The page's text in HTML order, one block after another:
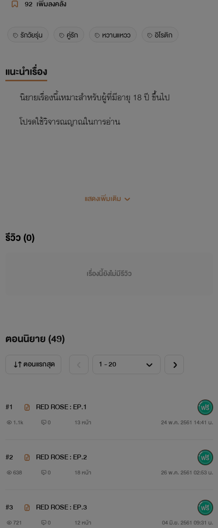
92 เพิ่มลงคลัง
รักวัยรุ่น คู่รัก หวานแหวว อิโรติก
แนะนำเรื่อง
นิยายเรื่องนี้เหมาะสำหรับผู้ที่มีอายุ 18 ปี ขึ้นไป
โปรดใช้วิจารณญาณในการอ่าน
RED ROSE SUPERSTAR
ใครๆก็พูดว่า "ดาราต้องคู่กับไฮโซ" แล้วถ้าเธอเป็นทั้งไฮโซ
และเพราะรักที่คิดว่าจะเป็นรักสุดท้าย ได้สิ้นสุดลง เธอควรจะ
เมื่อคนที่เข้ามาใหม่ขึ้นชื่อเรื่องความเจ้าชู้ ความเป็นเสือผู้
หญิงที่ใครๆต่างก็รู้จัก!!
แสดงเพิ่มเติม
รีวิว (0)
เรื่องนี้ยังไม่มีรีวิว
ตอนนิยาย (49)
ตอนแรกสุด
#1 RED ROSE : EP.1
1.1k 0 13 หน้า 24 พ.ค. 2561 14:41 น.
#2 RED ROSE : EP.2
638 0 18 หน้า 26 พ.ค. 2561 02:53 น.
#3 RED ROSE : EP.3
721 0 12 หน้า 04 มิ.ย. 2561 09:31 น.